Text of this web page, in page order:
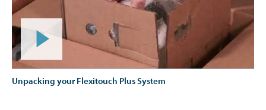
Unpacking your Flexitouch Plus System